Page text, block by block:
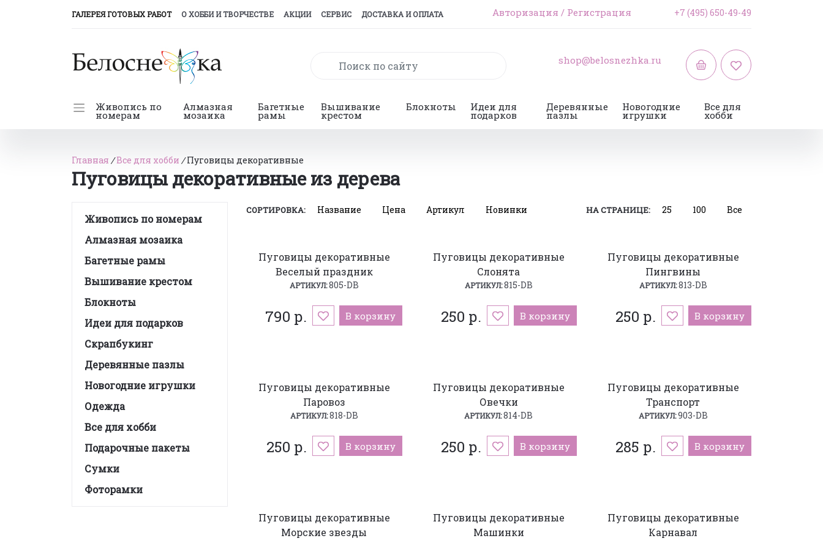
ГАЛЕРЕЯ ГОТОВЫХ РАБОТ(CURRENT)
О ХОББИ И ТВОРЧЕСТВЕ АКЦИИ СЕРВИС ДОСТАВКА И ОПЛАТА Авторизация / Регистрация +7 (495) 650-49-49
shop@belosnezhka.ru
Живопись по
номерам
Алмазная
мозаика
Багетные
рамы
Вышивание
крестом
Блокноты Идеи для
подарков
Деревянные
пазлы
Новогодние
игрушки
Все для
хобби
Главная /Все для хобби /Пуговицы декоративные
Пуговицы декоративные из дерева
Живопись по номерам
Алмазная мозаика
Багетные рамы
Вышивание крестом
Блокноты
Идеи для подарков
Скрапбукинг
Деревянные пазлы
Новогодние игрушки
Одежда
Все для хобби
Подарочные пакеты
Сумки
Фоторамки
СОРТИРОВКА: Название Цена Артикул Новинки НА СТРАНИЦЕ: 25 100 Все
Пуговицы декоративные
Веселый праздник
АРТИКУЛ:805-DB
790 р. В корзину
Пуговицы декоративные
Слонята
АРТИКУЛ:815-DB
250 р. В корзину
Пуговицы декоративные
Пингвины
АРТИКУЛ:813-DB
250 р. В корзину
Пуговицы декоративные
Паровоз
АРТИКУЛ:818-DB
250 р. В корзину
Пуговицы декоративные
Овечки
АРТИКУЛ:814-DB
250 р. В корзину
Пуговицы декоративные
Транспорт
АРТИКУЛ:903-DB
285 р. В корзину
Пуговицы декоративные
Морские звезды
Пуговицы декоративные
Машинки
Пуговицы декоративные
Карнавал